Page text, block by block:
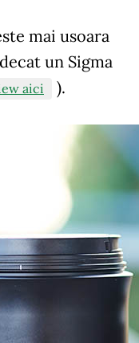
mai usoara
un Sigma
aici ).